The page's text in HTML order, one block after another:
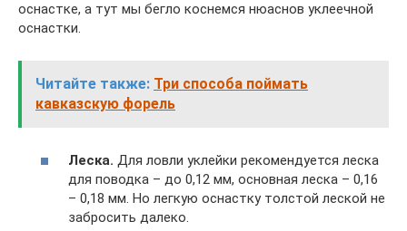
оснастке, а тут мы бегло коснемся нюаснов уклеечной
оснастки.
Читайте также: Три способа поймать
кавказскую форель
Леска. Для ловли уклейки рекомендуется леска
для поводка – до 0,12 мм, основная леска – 0,16
– 0,18 мм. Но легкую оснастку толстой леской не
забросить далеко.